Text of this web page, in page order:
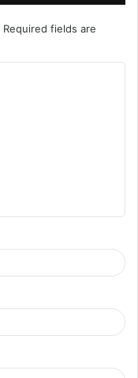
Required fields are